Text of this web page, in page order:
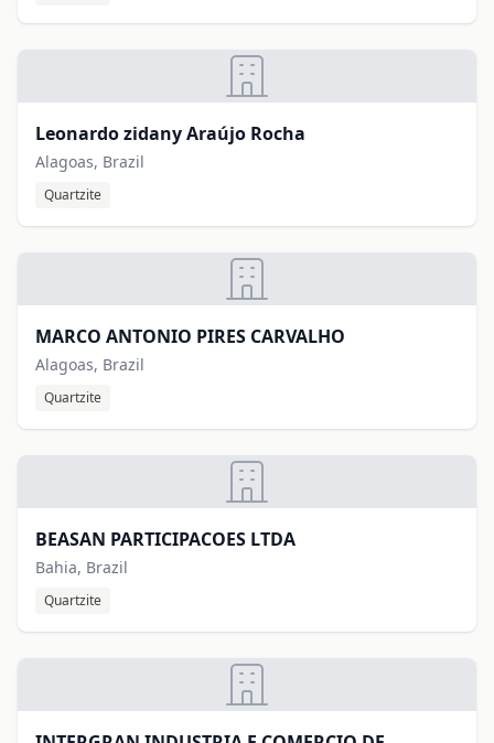
Leonardo zidany Araújo Rocha
Alagoas, Brazil
Quartzite
MARCO ANTONIO PIRES CARVALHO
Alagoas, Brazil
Quartzite
BEASAN PARTICIPACOES LTDA
Bahia, Brazil
Quartzite